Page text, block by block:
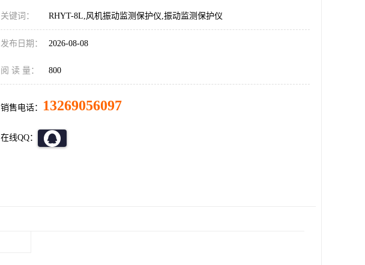
关键词： RHYT-8L,风机振动监测保护仪,振动监测保护仪
发布日期： 2026-08-08
阅 读 量： 800
销售电话： 13269056097
在线QQ：